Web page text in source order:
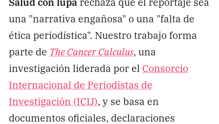
una "narrativa engañosa" o una "falta de
ética periodística". Nuestro trabajo forma
parte de The Cancer Calculus, una
investigación liderada por el Consorcio
Internacional de Periodistas de
Investigación (ICIJ), y se basa en
documentos oficiales, declaraciones